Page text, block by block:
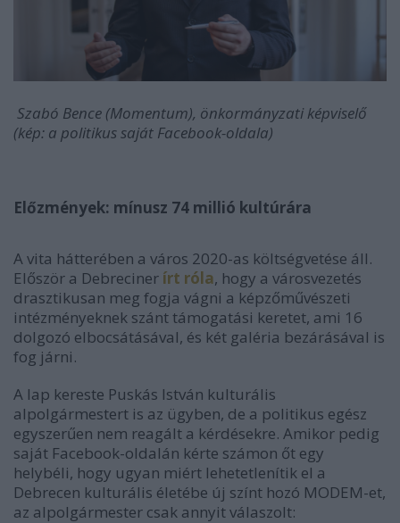
Szabó Bence (Momentum), önkormányzati képviselő
(kép: a politikus saját Facebook-oldala)
Előzmények: mínusz 74 millió kultúrára
A vita hátterében a város 2020-as költségvetése áll.
Először a Debreciner írt róla, hogy a városvezetés
drasztikusan meg fogja vágni a képzőművészeti
intézményeknek szánt támogatási keretet, ami 16
dolgozó elbocsátásával, és két galéria bezárásával is
fog járni.
A lap kereste Puskás István kulturális
alpolgármestert is az ügyben, de a politikus egész
egyszerűen nem reagált a kérdésekre. Amikor pedig
saját Facebook-oldalán kérte számon őt egy
helybéli, hogy ugyan miért lehetetlenítik el a
Debrecen kulturális életébe új színt hozó MODEM-et,
az alpolgármester csak annyit válaszolt: